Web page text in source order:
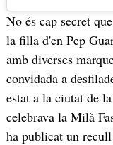
No és cap secret
la filla d'en Pep
amb diverses
convidada a
estat a la ciutat de
celebrava la Milà
ha publicat un